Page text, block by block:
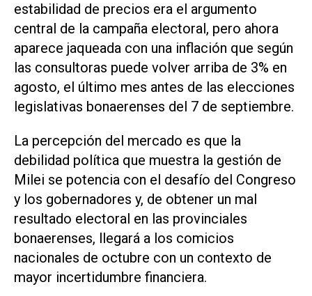
estabilidad de precios era el argumento
central de la campaña electoral, pero ahora
aparece jaqueada con una inflación que según
las consultoras puede volver arriba de 3% en
agosto, el último mes antes de las elecciones
legislativas bonaerenses del 7 de septiembre.
La percepción del mercado es que la
debilidad política que muestra la gestión de
Milei se potencia con el desafío del Congreso
y los gobernadores y, de obtener un mal
resultado electoral en las provinciales
bonaerenses, llegará a los comicios
nacionales de octubre con un contexto de
mayor incertidumbre financiera.